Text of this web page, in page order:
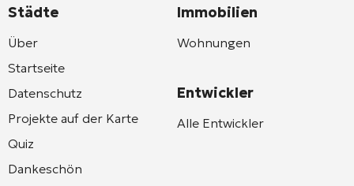
Städte
Über
Startseite
Datenschutz
Projekte auf der Karte
Quiz
Dankeschön
Immobilien
Wohnungen
Entwickler
Alle Entwickler